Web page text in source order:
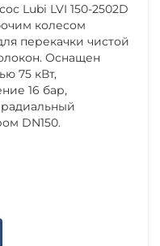
Lubi LVI 150-2502D
колесом
перекачки чистой
Оснащен
75 кВт,
16 бар,
DN150.